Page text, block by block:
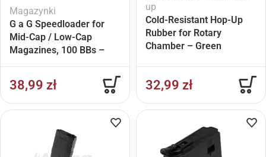
Magazynki
G a G Speedloader for
Mid-Cap / Low-Cap
Magazines, 100 BBs –
38,99 zł
up
Cold-Resistant Hop-Up
Rubber for Rotary
Chamber – Green
32,99 zł